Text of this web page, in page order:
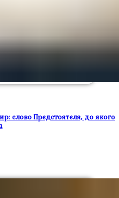
слово Предстоятеля, до якого